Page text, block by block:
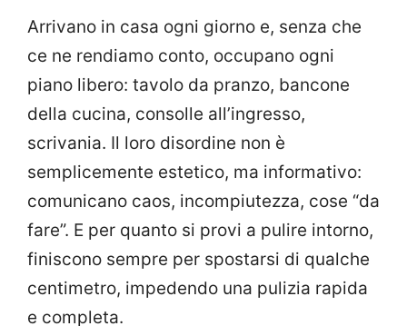
Arrivano in casa ogni giorno e, senza che
ce ne rendiamo conto, occupano ogni
piano libero: tavolo da pranzo, bancone
della cucina, consolle all’ingresso,
scrivania. Il loro disordine non è
semplicemente estetico, ma informativo:
comunicano caos, incompiutezza, cose “da
fare”. E per quanto si provi a pulire intorno,
finiscono sempre per spostarsi di qualche
centimetro, impedendo una pulizia rapida
e completa.